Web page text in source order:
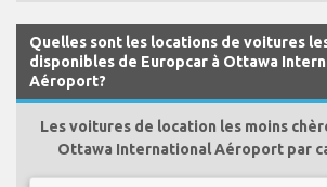
Quelles sont les locations de voitures
disponibles de Europcar à Ottawa
Aéroport?
Les voitures de location les moins
Ottawa International Aéroport par